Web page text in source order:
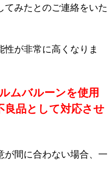
みたとのご連絡をいた
が非常に高くなりま
ムバルーンを使用
品として対応させ
が間に合わない場合、一